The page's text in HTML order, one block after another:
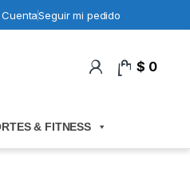
Seguir mi pedido
$ 0
& FITNESS